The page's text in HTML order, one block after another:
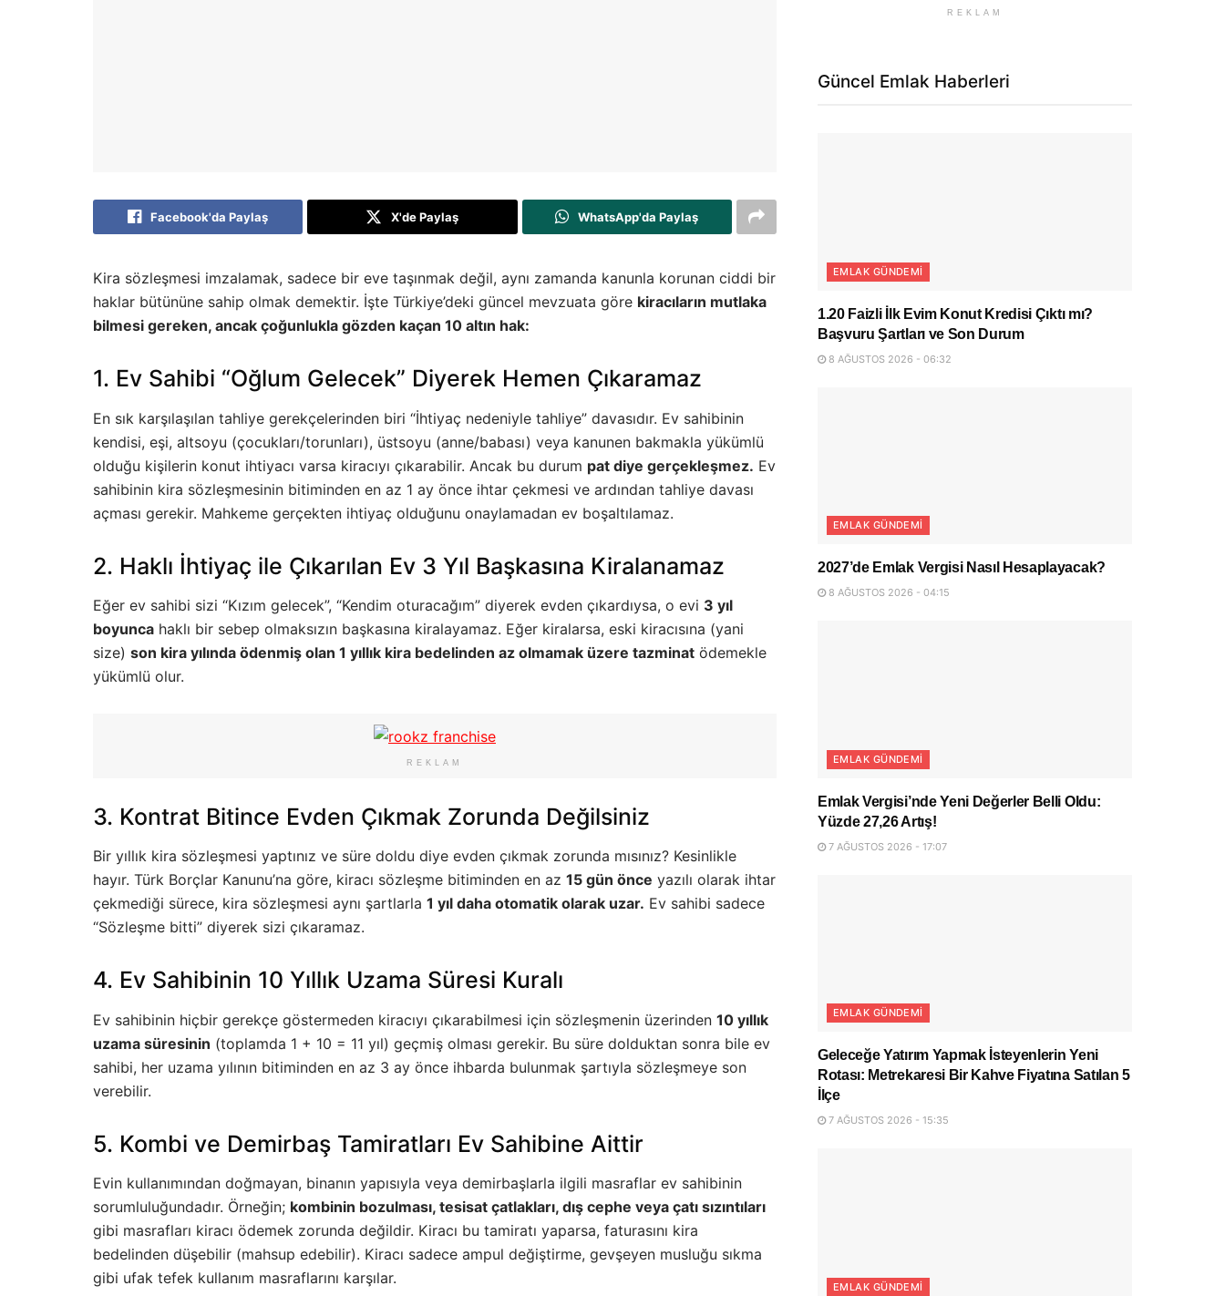
Facebook'da Paylaş X'de Paylaş WhatsApp'da Paylaş
Kira sözleşmesi imzalamak, sadece bir eve taşınmak değil, aynı zamanda kanunla korunan ciddi bir
haklar bütününe sahip olmak demektir. İşte Türkiye’deki güncel mevzuata göre kiracıların mutlaka
bilmesi gereken, ancak çoğunlukla gözden kaçan 10 altın hak:
1. Ev Sahibi “Oğlum Gelecek” Diyerek Hemen Çıkaramaz
En sık karşılaşılan tahliye gerekçelerinden biri “İhtiyaç nedeniyle tahliye” davasıdır. Ev sahibinin
kendisi, eşi, altsoyu (çocukları/torunları), üstsoyu (anne/babası) veya kanunen bakmakla yükümlü
olduğu kişilerin konut ihtiyacı varsa kiracıyı çıkarabilir. Ancak bu durum pat diye gerçekleşmez. Ev
sahibinin kira sözleşmesinin bitiminden en az 1 ay önce ihtar çekmesi ve ardından tahliye davası
açması gerekir. Mahkeme gerçekten ihtiyaç olduğunu onaylamadan ev boşaltılamaz.
2. Haklı İhtiyaç ile Çıkarılan Ev 3 Yıl Başkasına Kiralanamaz
Eğer ev sahibi sizi “Kızım gelecek”, “Kendim oturacağım” diyerek evden çıkardıysa, o evi 3 yıl
boyunca haklı bir sebep olmaksızın başkasına kiralayamaz. Eğer kiralarsa, eski kiracısına (yani
size) son kira yılında ödenmiş olan 1 yıllık kira bedelinden az olmamak üzere tazminat ödemekle
yükümlü olur.
REKLAM
3. Kontrat Bitince Evden Çıkmak Zorunda Değilsiniz
Bir yıllık kira sözleşmesi yaptınız ve süre doldu diye evden çıkmak zorunda mısınız? Kesinlikle
hayır. Türk Borçlar Kanunu’na göre, kiracı sözleşme bitiminden en az 15 gün önce yazılı olarak ihtar
çekmediği sürece, kira sözleşmesi aynı şartlarla 1 yıl daha otomatik olarak uzar. Ev sahibi sadece
“Sözleşme bitti” diyerek sizi çıkaramaz.
4. Ev Sahibinin 10 Yıllık Uzama Süresi Kuralı
Ev sahibinin hiçbir gerekçe göstermeden kiracıyı çıkarabilmesi için sözleşmenin üzerinden 10 yıllık
uzama süresinin (toplamda 1 + 10 = 11 yıl) geçmiş olması gerekir. Bu süre dolduktan sonra bile ev
sahibi, her uzama yılının bitiminden en az 3 ay önce ihbarda bulunmak şartıyla sözleşmeye son
verebilir.
5. Kombi ve Demirbaş Tamiratları Ev Sahibine Aittir
Evin kullanımından doğmayan, binanın yapısıyla veya demirbaşlarla ilgili masraflar ev sahibinin
sorumluluğundadır. Örneğin; kombinin bozulması, tesisat çatlakları, dış cephe veya çatı sızıntıları
gibi masrafları kiracı ödemek zorunda değildir. Kiracı bu tamiratı yaparsa, faturasını kira
bedelinden düşebilir (mahsup edebilir). Kiracı sadece ampul değiştirme, gevşeyen musluğu sıkma
gibi ufak tefek kullanım masraflarını karşılar.
REKLAM
Güncel Emlak Haberleri
EMLAK GÜNDEMI
1.20 Faizli İlk Evim Konut Kredisi Çıktı mı?
Başvuru Şartları ve Son Durum
8 AĞUSTOS 2026 - 06:32
EMLAK GÜNDEMI
2027’de Emlak Vergisi Nasıl Hesaplayacak?
8 AĞUSTOS 2026 - 04:15
EMLAK GÜNDEMI
Emlak Vergisi’nde Yeni Değerler Belli Oldu:
Yüzde 27,26 Artış!
7 AĞUSTOS 2026 - 17:07
EMLAK GÜNDEMI
Geleceğe Yatırım Yapmak İsteyenlerin Yeni
Rotası: Metrekaresi Bir Kahve Fiyatına Satılan 5
İlçe
7 AĞUSTOS 2026 - 15:35
EMLAK GÜNDEMI